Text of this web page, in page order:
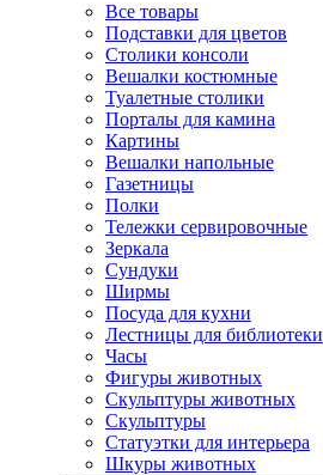
Все товары
Подставки для цветов
Столики консоли
Вешалки костюмные
Туалетные столики
Порталы для камина
Картины
Вешалки напольные
Газетницы
Полки
Тележки сервировочные
Зеркала
Сундуки
Ширмы
Посуда для кухни
Лестницы для библиотеки
Часы
Фигуры животных
Скульптуры животных
Скульптуры
Статуэтки для интерьера
Шкуры животных